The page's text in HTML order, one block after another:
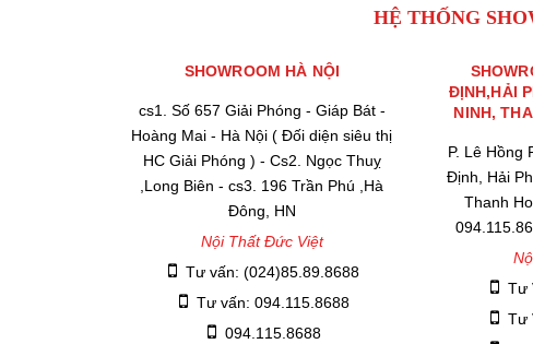
HỆ THỐNG
SHOWROOM HÀ NỘI
cs1. Số 657 Giải Phóng - Giáp Bát -
Hoàng Mai - Hà Nội ( Đối diện siêu thị
HC Giải Phóng ) - Cs2. Ngọc Thuỵ
,Long Biên - cs3. 196 Trần Phú ,Hà
Đông, HN
Nội Thất Đức Việt
Tư vấn: (024)85.89.8688
Tư vấn: 094.115.8688
094.115.8688
ĐỊNH,HẢI
NINH,
P. Lê Hồng
Định, Hải
Thanh
Tư
Tư